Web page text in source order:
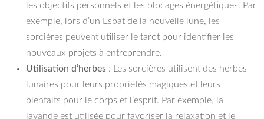
les objectifs personnels et les blocages énergétiques. Par
exemple, lors d’un Esbat de la nouvelle lune, les
sorcières peuvent utiliser le tarot pour identifier les
nouveaux projets à entreprendre.
Utilisation d’herbes : Les sorcières utilisent des herbes
lunaires pour leurs propriétés magiques et leurs
bienfaits pour le corps et l’esprit. Par exemple, la
lavande est utilisée pour favoriser la relaxation et le